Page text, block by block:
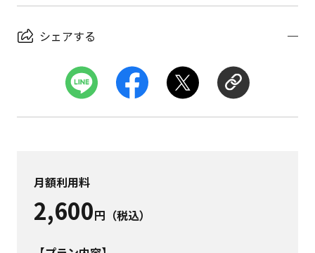
シェアする
月額利用料
2,600円（税込）